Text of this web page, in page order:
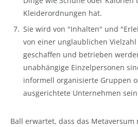
Kleiderordnungen hat.
Sie wird von "Inhalten" und
von einer unglaublichen
geschaffen und betrieben
unabhängige Einzelpersonen
informell organisierte Gruppen
ausgerichtete Unternehmen
Ball erwartet, dass das Metaversum